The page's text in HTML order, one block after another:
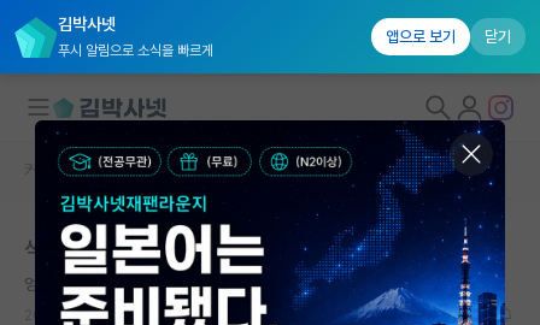
김박사넷
푸시 알림으로 소식을 빠르게
앱으로 보기 닫기
대학원생 모집
국내대학원 정보
연구실&오픈랩
커뮤니티 홈 자유 게시판(아무개랩)
석사 졸업 후 타과로 석박통합
엉뚱한 앙투안 라부아지에
2022.12.15 2789